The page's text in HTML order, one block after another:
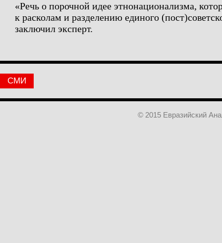
«Речь о порочной идее этнонационализма,
к расколам и разделению единого
заключил эксперт.
СМИ
© 2015 Евразийский